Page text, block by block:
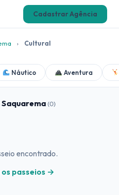
Cadastrar Agência
› Cultural
Náutico Aventura
Saquarema(0)
encontrado.
passeios →